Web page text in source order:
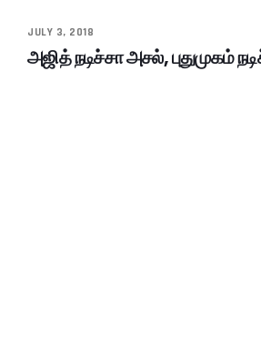
JULY 3, 2018
அஜித் நடிச்சா அசல், புதுமுகம்